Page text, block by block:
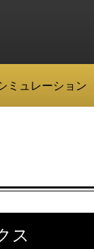
ミュレーション
ス